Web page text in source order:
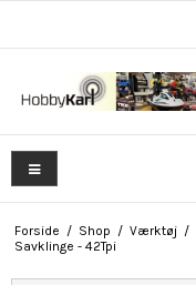
Forside / Shop / Værktøj /
Savklinge - 42Tpi